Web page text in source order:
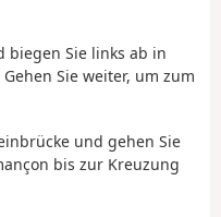
biegen Sie links ab in
Sie weiter, um zum
und gehen Sie
bis zur Kreuzung